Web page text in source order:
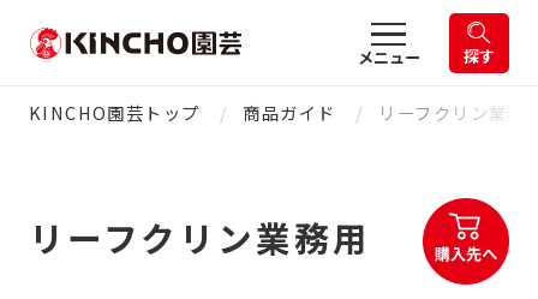
メニュー 探す
KINCHO園芸トップ 商品ガイド リーフクリン業務
リーフクリン業務用